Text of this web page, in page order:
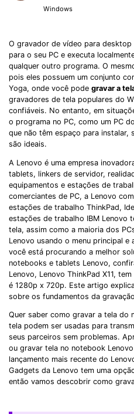
Windows
O gravador de vídeo para
para o seu PC e executa
qualquer outro programa. O
pois eles possuem um conjunto
Yoga, onde você pode gravar a
gravadores de tela populares do
confiáveis. No entanto, em
o programa no PC, como um PC
que não têm espaço para instalar,
são ideais.
A Lenovo é uma empresa
tablets, linkers de servidor,
equipamentos e estações de
comerciantes de PC, a Lenovo
estações de trabalho ThinkPad,
estações de trabalho IBM Lenovo
tela, assim como a maioria dos
Lenovo usando o menu principal
você está procurando a melhor
notebooks e tablets Lenovo,
Lenovo, Lenovo ThinkPad X11,
é 1280p x 720p. Este artigo
sobre os fundamentos da
Quer saber como gravar a tela do
tela podem ser usadas para
seus parceiros sem problemas.
ou gravar tela no notebook
lançamento mais recente do
Gadgets da Lenovo tem uma
então vamos descobrir como